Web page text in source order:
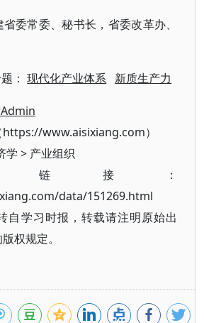
省委常委、秘书长，省委改革办、
：现代化产业体系 新质生产力
https://www.aisixiang.com）
学 > 产业组织
链接：
data/151269.html
自学习时报，转载请注明原始出
权规定。